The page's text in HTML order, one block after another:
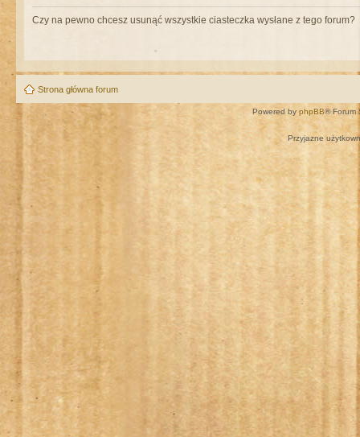
Czy na pewno chcesz usunąć wszystkie ciasteczka wysłane z tego forum?
Strona główna forum
Powered by phpBB® Forum
Przyjazne